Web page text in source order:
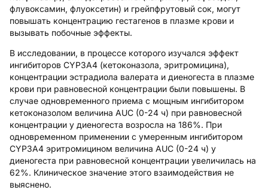
флувоксамин, флуоксетин) и грейпфрутовый сок, могут
повышать концентрацию гестагенов в плазме крови и
вызывать побочные эффекты.
В исследовании, в процессе которого изучался эффект
ингибиторов CYP3A4 (кетоконазола, эритромицина),
концентрации эстрадиола валерата и диеногеста в плазме
крови при равновесной концентрации были повышены. В
случае одновременного приема с мощным ингибитором
кетоконазолом величина AUC (0-24 ч) при равновесной
концентрации у диеногеста возросла на 186%. При
одновременном применении с умеренным ингибитором
CYP3A4 эритромицином величина AUC (0-24 ч) у
диеногеста при равновесной концентрации увеличилась на
62%. Клиническое значение этого взаимодействия не
выяснено.